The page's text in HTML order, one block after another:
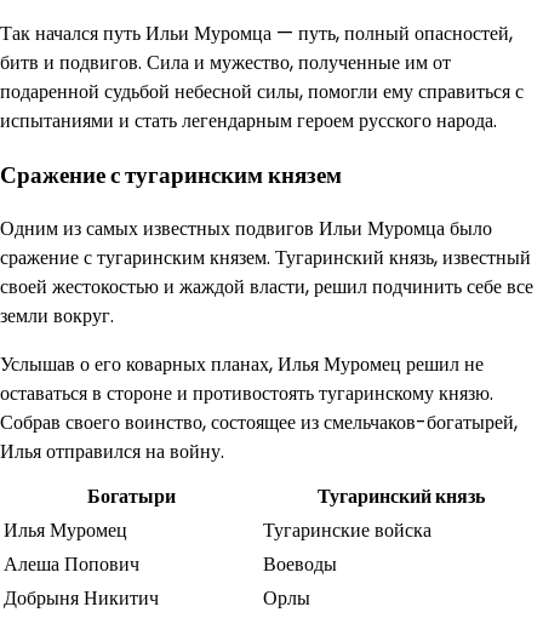
Так начался путь Ильи Муромца — путь, полный опасностей,
битв и подвигов. Сила и мужество, полученные им от
подаренной судьбой небесной силы, помогли ему справиться с
испытаниями и стать легендарным героем русского народа.
Сражение с тугаринским князем
Одним из самых известных подвигов Ильи Муромца было
сражение с тугаринским князем. Тугаринский князь, известный
своей жестокостью и жаждой власти, решил подчинить себе все
земли вокруг.
Услышав о его коварных планах, Илья Муромец решил не
оставаться в стороне и противостоять тугаринскому князю.
Собрав своего воинство, состоящее из смельчаков-богатырей,
Илья отправился на войну.
Богатыри
Тугаринский князь
Илья Муромец
Тугаринские войска
Алеша Попович
Воеводы
Добрыня Никитич
Орлы